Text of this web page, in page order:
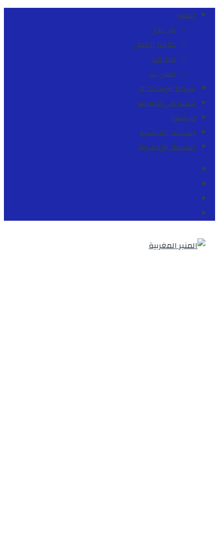
المنبر
من نحن
طاقم العمل
ميثاقنا
اتصل بنا
شروط الإستخدام
للنشر في الموقع
للإشهار
النسخة الفرنسية
النسخة الإنجليزية